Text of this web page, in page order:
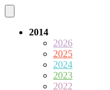
2014
2026
2025
2024
2023
2022